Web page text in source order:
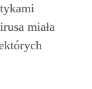
miała